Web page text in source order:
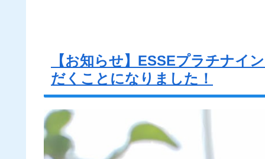
【お知らせ】ESSEプラチナイ
だくことになりました！